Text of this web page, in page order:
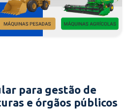
para gestão de
e órgãos públicos